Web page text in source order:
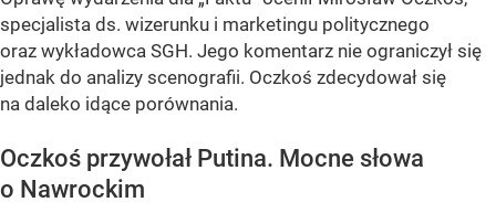
specjalista ds. wizerunku i marketingu politycznego
oraz wykładowca SGH. Jego komentarz nie ograniczył się
jednak do analizy scenografii. Oczkoś zdecydował się
na daleko idące porównania.
Oczkoś przywołał Putina. Mocne słowa
o Nawrockim